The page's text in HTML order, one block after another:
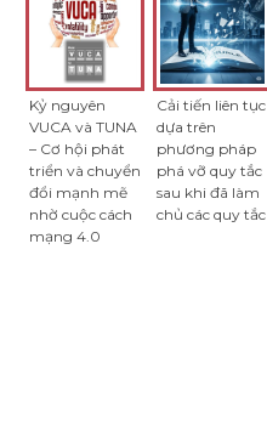
Kỷ nguyên
VUCA và TUNA
– Cơ hội phát
triển và chuyển
đổi mạnh mẽ
nhờ cuộc cách
mạng 4.0
Cải tiến liên tục
dựa trên
phương pháp
phá vỡ quy tắc
sau khi đã làm
chủ các quy tắc